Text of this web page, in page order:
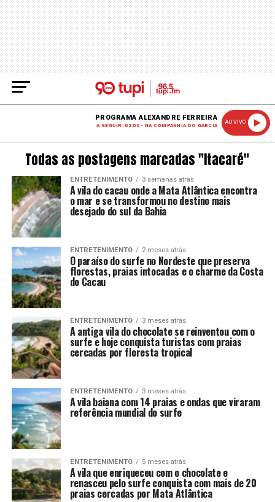
PROGRAMA ALEXANDRE FERREIRA
A SEGUIR: 02:00 - NA COMPANHIA DO GARCIA
AO VIVO
Todas as postagens marcadas "Itacaré"
ENTRETENIMENTO 3 semanas atrás
A vila do cacau onde a Mata Atlântica encontra
o mar e se transformou no destino mais
desejado do sul da Bahia
ENTRETENIMENTO 2 meses atrás
O paraíso do surfe no Nordeste que preserva
florestas, praias intocadas e o charme da Costa
do Cacau
ENTRETENIMENTO 3 meses atrás
A antiga vila do chocolate se reinventou com o
surfe e hoje conquista turistas com praias
cercadas por floresta tropical
ENTRETENIMENTO 3 meses atrás
A vila baiana com 14 praias e ondas que viraram
referência mundial do surfe
ENTRETENIMENTO 5 meses atrás
A vila que enriqueceu com o chocolate e
renasceu pelo surfe conquista com mais de 20
praias cercadas por Mata Atlântica